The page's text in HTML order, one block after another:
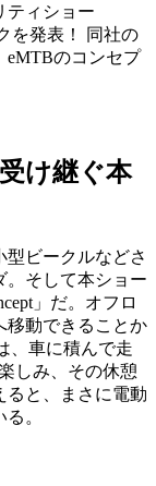
ティショー
を発表！ 同社の
eMTBのコンセプ
け継ぐ本
ビークルなどさ
。そして本ショー
」だ。オフロ
移動できることか
、車に積んで走
しみ、その休憩
ると、まさに電動
。